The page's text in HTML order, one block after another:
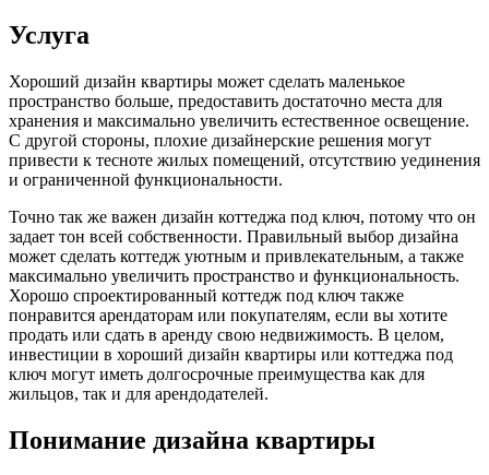
Услуга
Хороший дизайн квартиры может сделать маленькое
пространство больше, предоставить достаточно места для
хранения и максимально увеличить естественное освещение.
С другой стороны, плохие дизайнерские решения могут
привести к тесноте жилых помещений, отсутствию уединения
и ограниченной функциональности.
Точно так же важен дизайн коттеджа под ключ, потому что он
задает тон всей собственности. Правильный выбор дизайна
может сделать коттедж уютным и привлекательным, а также
максимально увеличить пространство и функциональность.
Хорошо спроектированный коттедж под ключ также
понравится арендаторам или покупателям, если вы хотите
продать или сдать в аренду свою недвижимость. В целом,
инвестиции в хороший дизайн квартиры или коттеджа под
ключ могут иметь долгосрочные преимущества как для
жильцов, так и для арендодателей.
Понимание дизайна квартиры